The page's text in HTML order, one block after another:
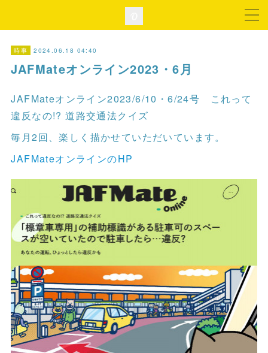
時事 2024.06.18 04:40
JAFMateオンライン2023・6月
JAFMateオンライン2023/6/10・6/24号 これって
違反なの!? 道路交通法クイズ
毎月2回、楽しく描かせていただいています。
JAFMateオンラインのHP